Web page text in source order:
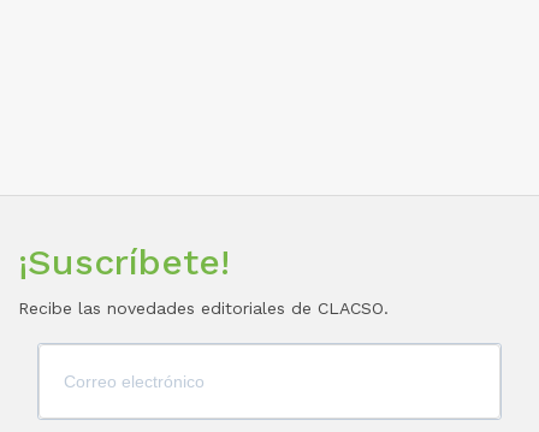
¡Suscríbete!
Recibe las novedades editoriales de CLACSO.